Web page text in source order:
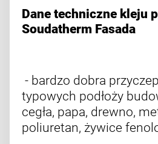
Dane techniczne kleju
Soudatherm Fasada
- bardzo dobra
typowych podłoży
cegła, papa, drewno,
poliuretan, żywice